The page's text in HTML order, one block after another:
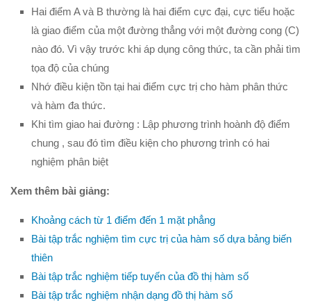
Hình học 12
Thể tích khối đa diện
Mặt nón-mặt trụ-mặt cầu
Phương trình mặt cầu
PT đường thẳng
Tài liệu
Bài học cuộc sống
Download tài liệu
Đề thi thử thpt quốc gia 2017
Đề thi thử thpt quốc gia 2018
Hai điểm A và B thường là hai điểm cực đại, cực tiểu hoặc
là giao điểm của một đường thẳng với một đường cong (C)
nào đó. Vì vậy trước khi áp dụng công thức, ta cần phải tìm
tọa độ của chúng
Nhớ điều kiện tồn tại hai điểm cực trị cho hàm phân thức
và hàm đa thức.
Khi tìm giao hai đường : Lập phương trình hoành độ điểm
chung , sau đó tìm điều kiện cho phương trình có hai
nghiệm phân biệt
Xem thêm bài giảng:
Khoảng cách từ 1 điểm đến 1 mặt phẳng
Bài tập trắc nghiệm tìm cực trị của hàm số dựa bảng biến
thiên
Bài tập trắc nghiệm tiếp tuyến của đồ thị hàm số
Bài tập trắc nghiệm nhận dạng đồ thị hàm số